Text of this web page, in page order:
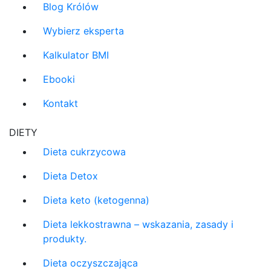
Blog Królów
Wybierz eksperta
Kalkulator BMI
Ebooki
Kontakt
DIETY
Dieta cukrzycowa
Dieta Detox
Dieta keto (ketogenna)
Dieta lekkostrawna – wskazania, zasady i
produkty.
Dieta oczyszczająca